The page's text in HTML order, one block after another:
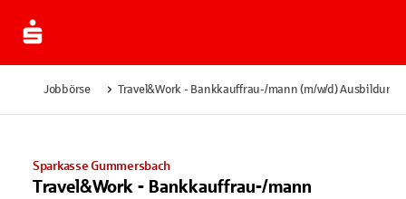
Jobbörse Travel&Work - Bankkauffrau-/mann (m/w/d)
Sparkasse Gummersbach
Travel&Work - Bankkauffrau-/mann